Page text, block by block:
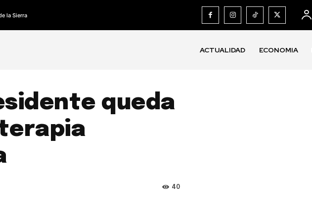
la Sierra
ACTUALIDAD ECONOMIA
queda
40